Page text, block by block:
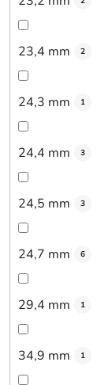
23,4 mm 2
24,3 mm 1
24,4 mm 3
24,5 mm 3
24,7 mm 6
29,4 mm 1
34,9 mm 1